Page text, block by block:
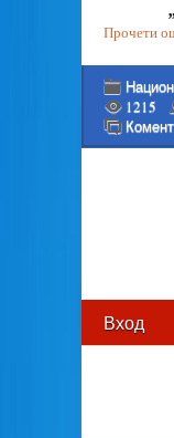
Прочети
1215
Вход